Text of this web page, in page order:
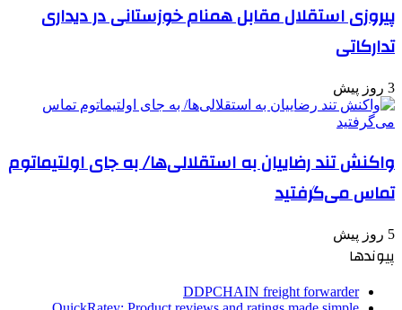
پیروزی استقلال مقابل همنام خوزستانی در دیداری
تدارکاتی
3 روز پیش
واکنش تند رضاییان به استقلالی‌ها/ به جای اولتیماتوم
تماس می‌گرفتید
5 روز پیش
پیوندها
DDPCHAIN freight forwarder